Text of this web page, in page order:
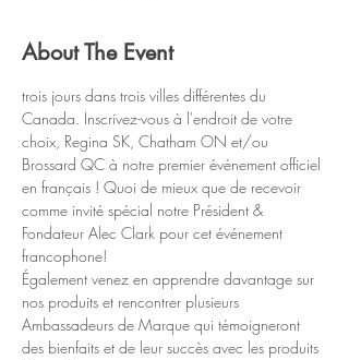
About The Event
trois jours dans trois villes différentes du
Canada. Inscrivez-vous à l'endroit de votre
choix, Regina SK, Chatham ON et/ou
Brossard QC à notre premier événement officiel
en français ! Quoi de mieux que de recevoir
comme invité spécial notre Président &
Fondateur Alec Clark pour cet événement
francophone!
Également venez en apprendre davantage sur
nos produits et rencontrer plusieurs
Ambassadeurs de Marque qui témoigneront
des bienfaits et de leur succès avec les produits